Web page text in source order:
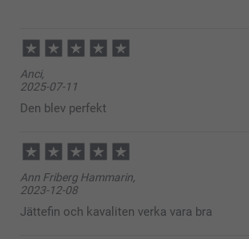
11:25
Hej Karin,
att du är nöjd med din makeup-väska!
Vi önskar dig en fin dag!
Varma hälsningar,
Anci,
2025-07-11
Den blev perfekt
Ann Friberg Hammarin,
2023-12-08
Jättefin och kavaliten verka vara bra